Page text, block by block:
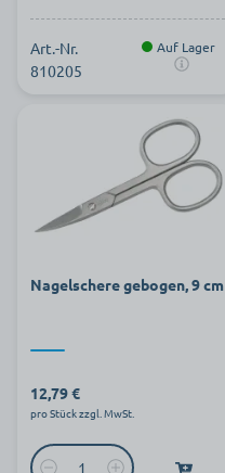
Art.-Nr.
810205
Auf Lager
Nagelschere gebogen, 9 cm
12,79 €
pro Stück zzgl. MwSt.